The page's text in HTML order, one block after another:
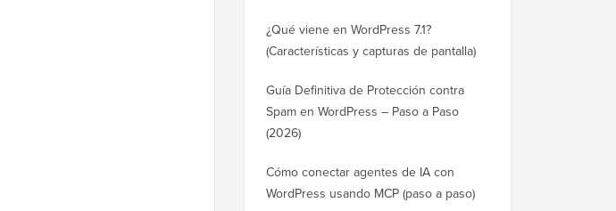
¿Qué viene en WordPress 7.1?
(Características y capturas de pantalla)
Guía Definitiva de Protección contra
Spam en WordPress – Paso a Paso
(2026)
Cómo conectar agentes de IA con
WordPress usando MCP (paso a paso)